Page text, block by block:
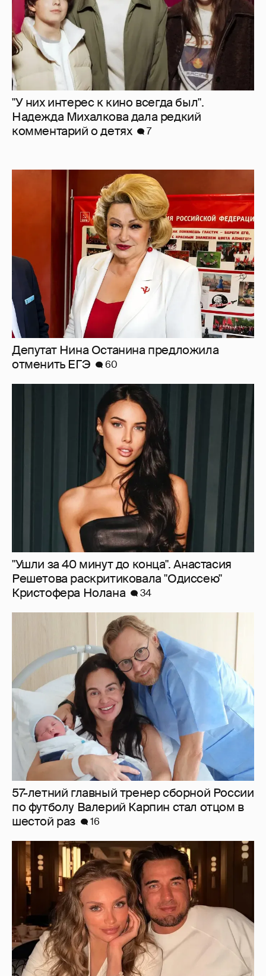
"У них интерес к кино всегда был".
Надежда Михалкова дала редкий
комментарий о детях
7
Депутат Нина Останина предложила
отменить ЕГЭ
60
"Ушли за 40 минут до конца". Анастасия
Решетова раскритиковала "Одиссею"
Кристофера Нолана
34
57-летний главный тренер сборной России
по футболу Валерий Карпин стал отцом в
шестой раз
16